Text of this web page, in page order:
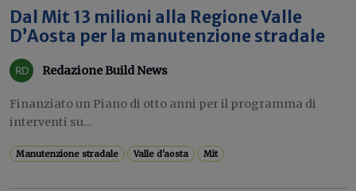
Dal Mit 13 milioni alla Regione Valle
D’Aosta per la manutenzione stradale
Redazione Build News
Finanziato un Piano di otto anni per il programma di
interventi su...
Manutenzione stradale Valle d'aosta Mit